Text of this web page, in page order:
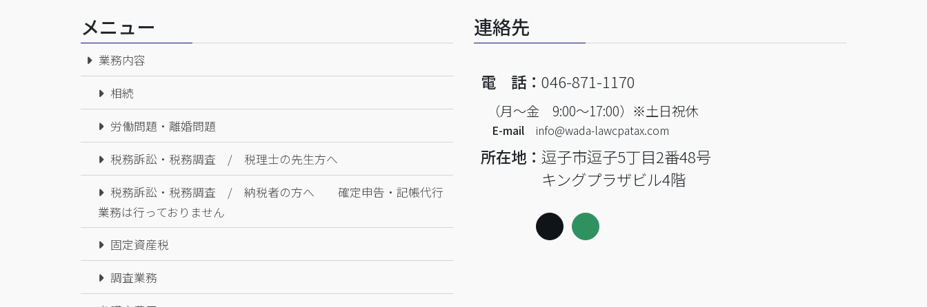
メニュー
業務内容
相続
労働問題・離婚問題
税務訴訟・税務調査 / 税理士の先生方へ
税務訴訟・税務調査 / 納税者の方へ 確定申告・記帳代行
業務は行っておりません
固定資産税
調査業務
連絡先
電 話： 046-871-1170
（月～金 9:00～17:00）※土日祝休
E-mail info@wada-lawcpatax.com
所在地： 逗子市逗子5丁目2番48号
キングプラザビル4階